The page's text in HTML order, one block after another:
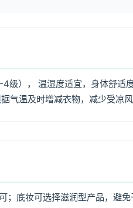
）， 温湿度适宜，身体舒适
气温及时增减衣物，减少受凉风
底妆可选择滋润型产品，避